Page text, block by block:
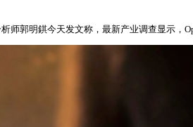
师郭明錤今天发文称，最新产业调查显示，